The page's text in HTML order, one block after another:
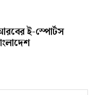
ই-স্পোর্টস